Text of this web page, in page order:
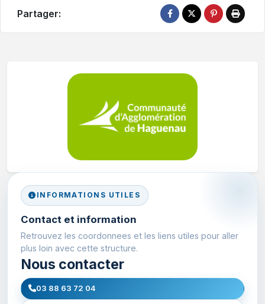
Partager:
INFORMATIONS UTILES
Contact et information
Retrouvez les coordonnees et les liens utiles pour aller
plus loin avec cette structure.
Nous contacter
03 88 63 72 04